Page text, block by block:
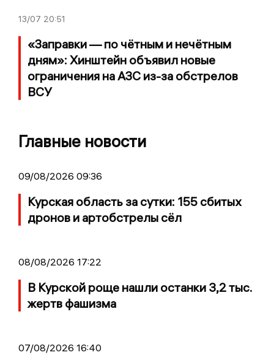
13/07 20:51
«Заправки — по чётным и нечётным
дням»: Хинштейн объявил новые
ограничения на АЗС из-за обстрелов
ВСУ
Главные новости
09/08/2026 09:36
Курская область за сутки: 155 сбитых
дронов и артобстрелы сёл
08/08/2026 17:22
В Курской роще нашли останки 3,2 тыс.
жертв фашизма
07/08/2026 16:40